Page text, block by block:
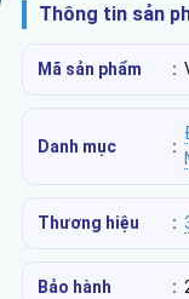
Thông tin sản
Mã sản phẩm :
Danh mục :
Thương hiệu :
Bảo hành :